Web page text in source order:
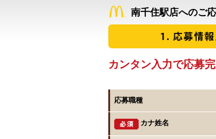
南千住駅店へのご
カンタン入力で応募完
応募職種
カナ姓名